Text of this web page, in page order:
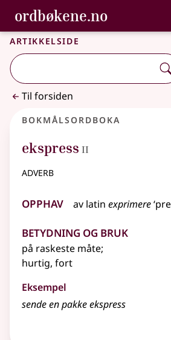
Gå til hovedinnhold
Tilgjengelighet
ordbøkene.no,
Bokmålsordboka og Nynorskordboka
Artikkelside
Til forsiden
Bokmålsordboka
ekspress 2
II
adverb
Opphav av latin exprimere
Betydning og bruk
på raskeste måte;
hurtig, fort
Eksempel
sende en pakke ekspress